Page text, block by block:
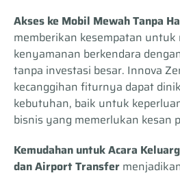
Akses ke Mobil Mewah Tanpa
memberikan kesempatan untuk
kenyamanan berkendara
tanpa investasi besar. Innova
kecanggihan fiturnya dapat
kebutuhan, baik untuk
bisnis yang memerlukan kesan
Kemudahan untuk Acara
dan Airport Transfer